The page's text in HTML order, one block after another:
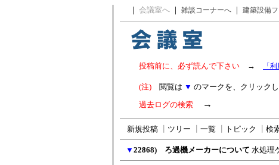
｜ 会議室へ ｜ 雑談コーナーへ ｜ 建築設備
投稿前に、必ず読んで下さい → 「
(注) 閲覧は ▼ のマークを、クリックし
過去ログの検索 →
新規投稿 ツリー 一覧 トピック 検
▼ 22868) ろ過機メーカーについて 水処理